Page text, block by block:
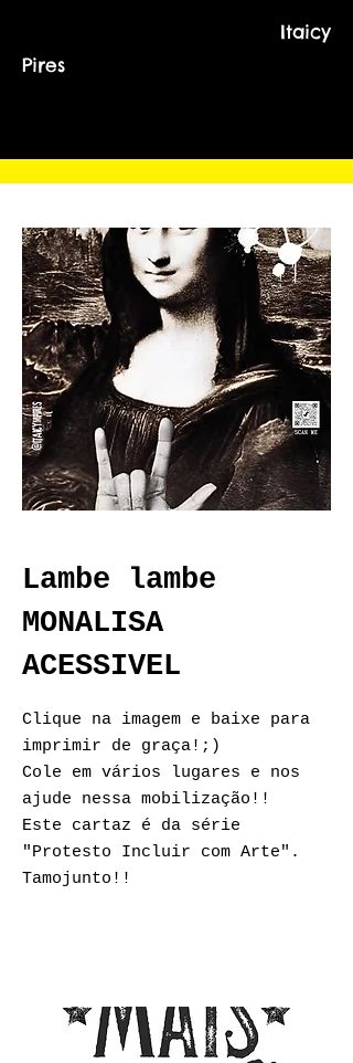
Itaicy
Pires
Lambe lambe
MONALISA
ACESSIVEL
Clique na imagem e baixe para
imprimir de graça!;)
Cole em vários lugares e nos
ajude nessa mobilização!!
Este cartaz é da série
"Protesto Incluir com Arte".
Tamojunto!!